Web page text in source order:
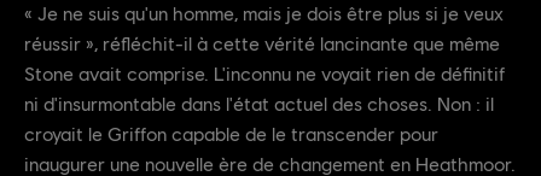
« Je ne suis qu'un homme, mais je dois être plus si je veux
réussir », réfléchit-il à cette vérité lancinante que même
Stone avait comprise. L'inconnu ne voyait rien de définitif
ni d'insurmontable dans l'état actuel des choses. Non : il
croyait le Griffon capable de le transcender pour
inaugurer une nouvelle ère de changement en Heathmoor.